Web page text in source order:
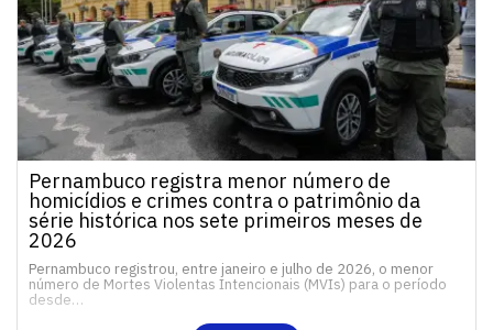
Pernambuco registra menor número de
homicídios e crimes contra o patrimônio da
série histórica nos sete primeiros meses de
2026
Pernambuco registrou, entre janeiro e julho de 2026, o menor
número de Mortes Violentas Intencionais (MVIs) para o período
desde…